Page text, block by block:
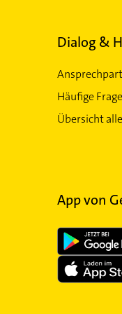
Dialog &
Häufige
Übersicht
App von